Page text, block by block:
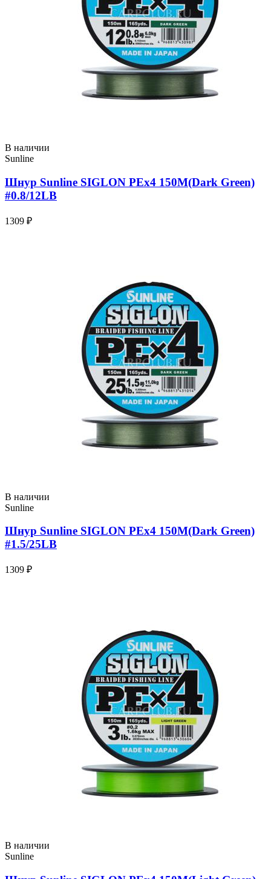
В наличии
Sunline
Шнур Sunline SIGLON PEx4 150M(Dark Green)
#0.8/12LB
1309 ₽
В наличии
Sunline
Шнур Sunline SIGLON PEx4 150M(Dark Green)
#1.5/25LB
1309 ₽
В наличии
Sunline